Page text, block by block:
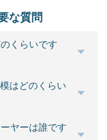
な質問
くらいです
はどのくらい
ヤーは誰です